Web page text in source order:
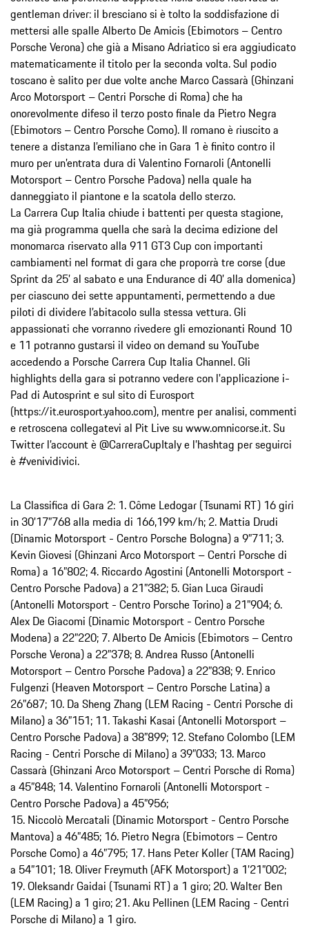
gentleman driver: il bresciano si è tolto la soddisfazione di
mettersi alle spalle Alberto De Amicis (Ebimotors – Centro
Porsche Verona) che già a Misano Adriatico si era aggiudicato
matematicamente il titolo per la seconda volta. Sul podio
toscano è salito per due volte anche Marco Cassarà (Ghinzani
Arco Motorsport – Centri Porsche di Roma) che ha
onorevolmente difeso il terzo posto finale da Pietro Negra
(Ebimotors – Centro Porsche Como). Il romano è riuscito a
tenere a distanza l’emiliano che in Gara 1 è finito contro il
muro per un’entrata dura di Valentino Fornaroli (Antonelli
Motorsport – Centro Porsche Padova) nella quale ha
danneggiato il piantone e la scatola dello sterzo.
La Carrera Cup Italia chiude i battenti per questa stagione,
ma già programma quella che sarà la decima edizione del
monomarca riservato alla 911 GT3 Cup con importanti
cambiamenti nel format di gara che proporrà tre corse (due
Sprint da 25’ al sabato e una Endurance di 40’ alla domenica)
per ciascuno dei sette appuntamenti, permettendo a due
piloti di dividere l’abitacolo sulla stessa vettura. Gli
appassionati che vorranno rivedere gli emozionanti Round 10
e 11 potranno gustarsi il video on demand su YouTube
accedendo a Porsche Carrera Cup Italia Channel. Gli
highlights della gara si potranno vedere con l'applicazione i-
Pad di Autosprint e sul sito di Eurosport
(https://it.eurosport.yahoo.com), mentre per analisi, commenti
e retroscena collegatevi al Pit Live su www.omnicorse.it. Su
Twitter l’account è @CarreraCupItaly e l’hashtag per seguirci
è #venividivici.
La Classifica di Gara 2: 1. Côme Ledogar (Tsunami RT) 16 giri
in 30’17”768 alla media di 166,199 km/h; 2. Mattia Drudi
(Dinamic Motorsport - Centro Porsche Bologna) a 9”711; 3.
Kevin Giovesi (Ghinzani Arco Motorsport – Centri Porsche di
Roma) a 16”802; 4. Riccardo Agostini (Antonelli Motorsport -
Centro Porsche Padova) a 21”382; 5. Gian Luca Giraudi
(Antonelli Motorsport - Centro Porsche Torino) a 21”904; 6.
Alex De Giacomi (Dinamic Motorsport - Centro Porsche
Modena) a 22”220; 7. Alberto De Amicis (Ebimotors – Centro
Porsche Verona) a 22”378; 8. Andrea Russo (Antonelli
Motorsport – Centro Porsche Padova) a 22”838; 9. Enrico
Fulgenzi (Heaven Motorsport – Centro Porsche Latina) a
26”687; 10. Da Sheng Zhang (LEM Racing - Centri Porsche di
Milano) a 36”151; 11. Takashi Kasai (Antonelli Motorsport –
Centro Porsche Padova) a 38”899; 12. Stefano Colombo (LEM
Racing - Centri Porsche di Milano) a 39”033; 13. Marco
Cassarà (Ghinzani Arco Motorsport – Centri Porsche di Roma)
a 45”848; 14. Valentino Fornaroli (Antonelli Motorsport -
Centro Porsche Padova) a 45”956;
15. Niccolò Mercatali (Dinamic Motorsport - Centro Porsche
Mantova) a 46”485; 16. Pietro Negra (Ebimotors – Centro
Porsche Como) a 46”795; 17. Hans Peter Koller (TAM Racing)
a 54”101; 18. Oliver Freymuth (AFK Motorsport) a 1’21”002;
19. Oleksandr Gaidai (Tsunami RT) a 1 giro; 20. Walter Ben
(LEM Racing) a 1 giro; 21. Aku Pellinen (LEM Racing - Centri
Porsche di Milano) a 1 giro.